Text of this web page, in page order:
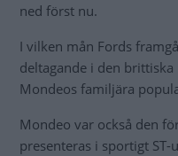
ned först nu.
I vilken mån Fords
deltagande i den brittiska
Mondeos familjära
Mondeo var också den
presenteras i sportigt